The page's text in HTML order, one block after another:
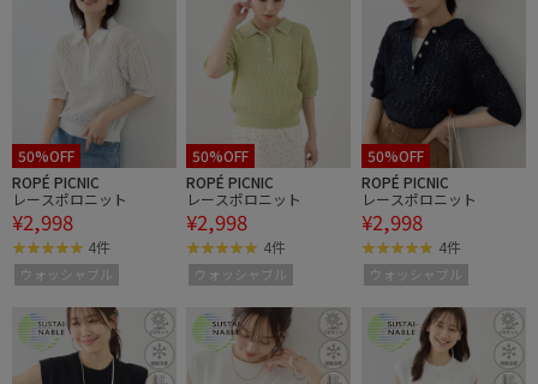
50%OFF
ROPÉ PICNIC
レースポロニット
¥2,998
4件
ウォッシャブル
50%OFF
ROPÉ PICNIC
レースポロニット
¥2,998
4件
ウォッシャブル
50%OFF
ROPÉ PICNIC
レースポロニット
¥2,998
4件
ウォッシャブル